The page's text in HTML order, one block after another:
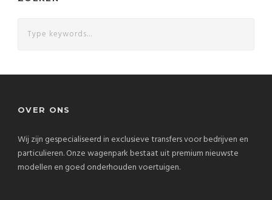
OVER ONS
Wij zijn gespecialiseerd in exclusieve transfers voor bedrijven en
particulieren. Onze wagenpark bestaat uit premium nieuwste
modellen en goed onderhouden voertuigen.